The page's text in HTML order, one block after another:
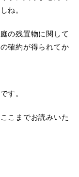
ね。
の残置物に関して
確約が得られてか
す。
こまでお読みいた